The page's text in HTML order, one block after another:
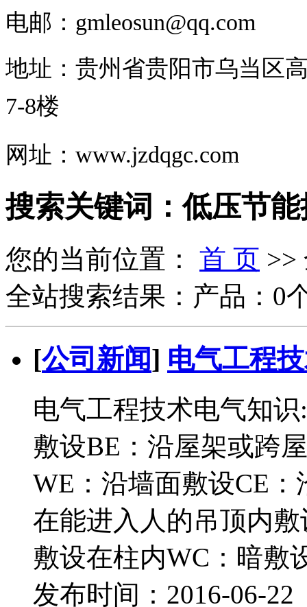
电邮： gmleosun@qq.com
地址： 贵州省贵阳市乌当区
7-8楼
网址：www.jzdqgc.com
搜索关键词：低压节
您的当前位置： 首 页 >>
全站搜索结果：产品：0
[公司新闻] 电气工程
电气工程技术电气知
敷设BE：沿屋架或跨
WE：沿墙面敷设CE
在能进入人的吊顶内
敷设在柱内WC：暗敷
发布时间：2016-06-